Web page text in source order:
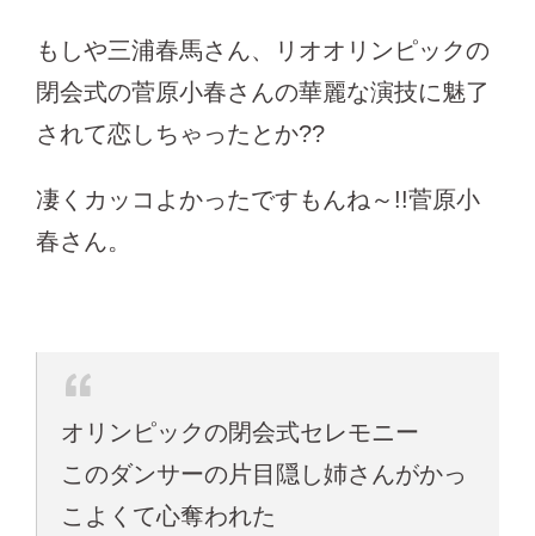
もしや三浦春馬さん、リオオリンピックの
閉会式の菅原小春さんの華麗な演技に魅了
されて恋しちゃったとか??
凄くカッコよかったですもんね～!!菅原小
春さん。
オリンピックの閉会式セレモニー
このダンサーの片目隠し姉さんがかっ
こよくて心奪われた